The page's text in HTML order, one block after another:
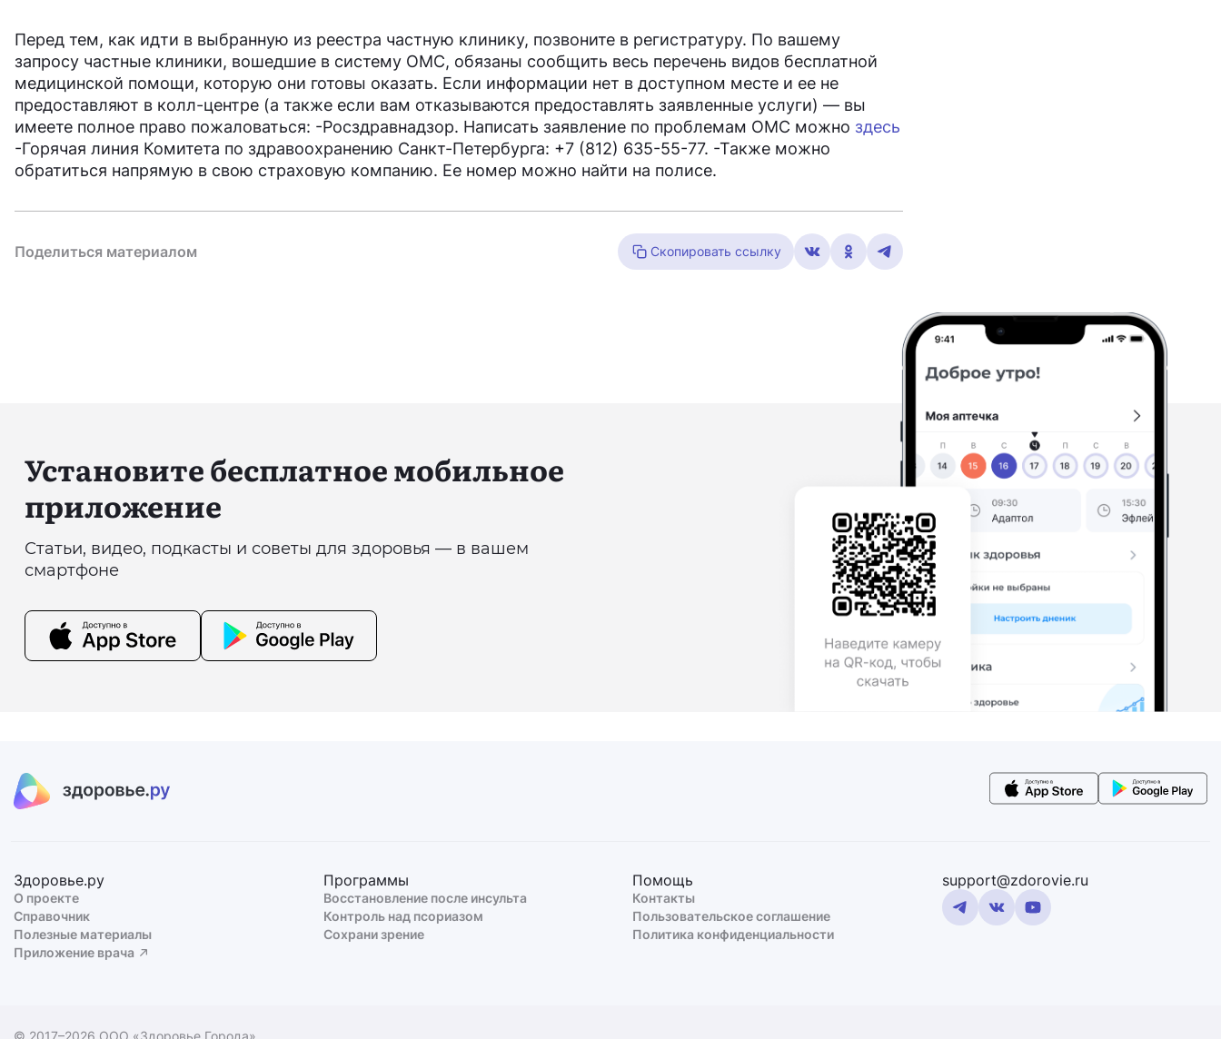
Перед тем, как идти в выбранную из реестра частную клинику, позвоните в регистратуру. По вашему
запросу частные клиники, вошедшие в систему ОМС, обязаны сообщить весь перечень видов бесплатной
медицинской помощи, которую они готовы оказать. Если информации нет в доступном месте и ее не
предоставляют в колл-центре (а также если вам отказываются предоставлять заявленные услуги) — вы
имеете полное право пожаловаться: -Росздравнадзор. Написать заявление по проблемам ОМС можно здесь
-Горячая линия Комитета по здравоохранению Санкт-Петербурга: +7 (812) 635-55-77. -Также можно
обратиться напрямую в свою страховую компанию. Ее номер можно найти на полисе.
Поделиться материалом Скопировать ссылку
Установите бесплатное мобильное
приложение
Статьи, видео, подкасты и советы для здоровья — в вашем
смартфоне
Здоровье.ру
О проекте
Справочник
Полезные материалы
Приложение врача
Программы
Восстановление после инсульта
Контроль над псориазом
Сохрани зрение
Помощь
Контакты
Пользовательское соглашение
Политика конфиденциальности
support@zdorovie.ru
© 2017–2026 ООО «Здоровье Города»